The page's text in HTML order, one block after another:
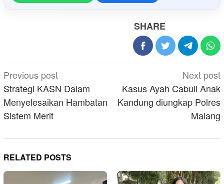
SHARE
Post
navigation
Previous post
Strategi KASN Dalam
Menyelesaikan Hambatan
Sistem Merit
Next post
Kasus Ayah Cabuli Anak
Kandung diungkap Polres
Malang
RELATED POSTS